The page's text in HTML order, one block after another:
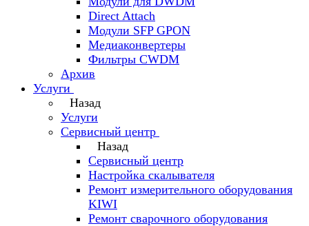
Direct Attach
Модули SFP GPON
Медиаконвертеры
Фильтры CWDM
Архив
Услуги
Назад
Услуги
Сервисный центр
Назад
Сервисный центр
Настройка скалывателя
Ремонт измерительного оборудования
KIWI
Ремонт сварочного оборудования